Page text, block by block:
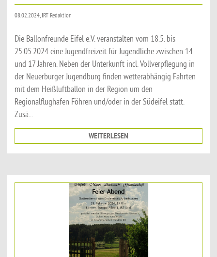
08.02.2024, IRT Redaktion
Die Ballonfreunde Eifel e.V. veranstalten vom 18.5. bis
25.05.2024 eine Jugendfreizeit für Jugendliche zwischen 14
und 17 Jahren. Neben der Unterkunft incl. Vollverpflegung in
der Neuerburger Jugendburg finden wetterabhängig Fahrten
mit dem Heißluftballon in der Region um den
Regionalflughafen Föhren und/oder in der Südeifel statt.
Zusä...
WEITERLESEN